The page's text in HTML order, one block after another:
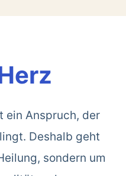
ein Anspruch, der
Deshalb geht
sondern um